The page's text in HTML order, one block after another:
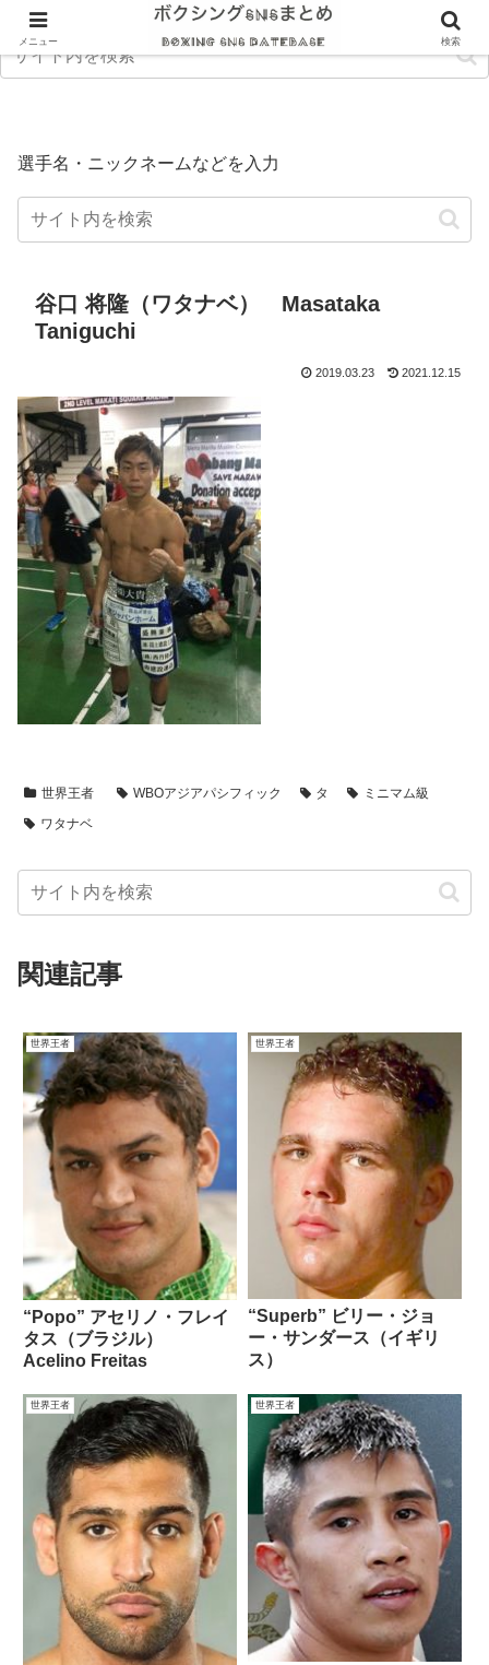
選手名・ニックネームなどを入力
谷口 将隆（ワタナベ） Masataka
Taniguchi
2019.03.23 2021.12.15
世界王者 WBOアジアパシフィック タ
ミニマム級
ワタナベ
関連記事
世界王者
“Popo” アセリノ・フレイ
タス（ブラジル）
Acelino Freitas
世界王者
“Superb” ビリー・ジョ
ー・サンダース（イギリ
ス）
世界王者 世界王者
メニュー 検索